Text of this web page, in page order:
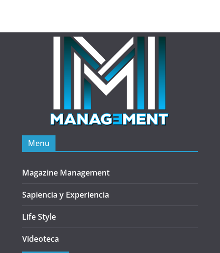
Menu
Magazine Management
Sapiencia y Experiencia
Life Style
Videoteca